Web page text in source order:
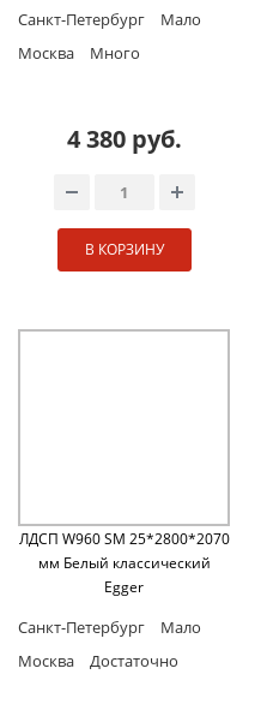
Санкт-Петербург
Мало
Москва
Много
4 380 руб.
В КОРЗИНУ
ЛДСП W960 SM 25*2800*2070
мм Белый классический
Egger
Санкт-Петербург
Мало
Москва
Достаточно